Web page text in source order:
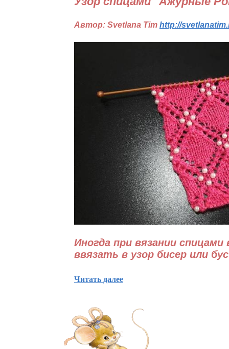
Автор: Svetlana Tim http://
Иногда при вязании
ввязать в узор бисер или
Читать далее